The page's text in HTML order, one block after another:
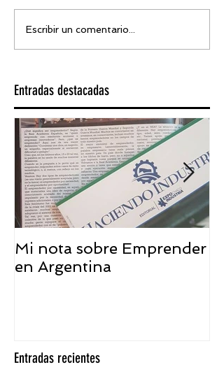
Escribir un comentario...
Entradas destacadas
Mi nota sobre Emprender
en Argentina
Entradas recientes